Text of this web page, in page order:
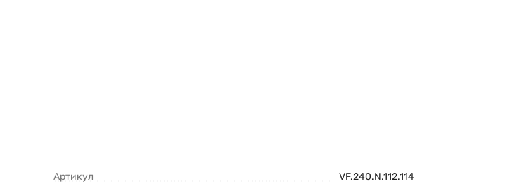
Артикул VF.240.N.112.114